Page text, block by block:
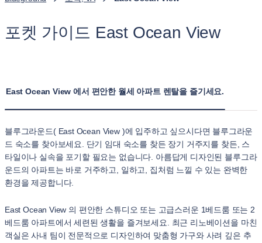
포켓 가이드 East Ocean View
East Ocean View 에서 편안한 월세 아파트 렌탈을 즐기세요.
블루그라운드( East Ocean View )에 입주하고 싶으시다면 블루그라운
드 숙소를 찾아보세요. 단기 임대 숙소를 찾든 장기 거주지를 찾든, 스
타일이나 실속을 포기할 필요는 없습니다. 아름답게 디자인된 블루그라
운드의 아파트는 바로 거주하고, 일하고, 집처럼 느낄 수 있는 완벽한
환경을 제공합니다.
East Ocean View 의 편안한 스튜디오 또는 고급스러운 1베드룸 또는 2
베드룸 아파트에서 세련된 생활을 즐겨보세요. 최근 리노베이션을 마친
객실은 사내 팀이 전문적으로 디자인하여 맞춤형 가구와 사려 깊은 추